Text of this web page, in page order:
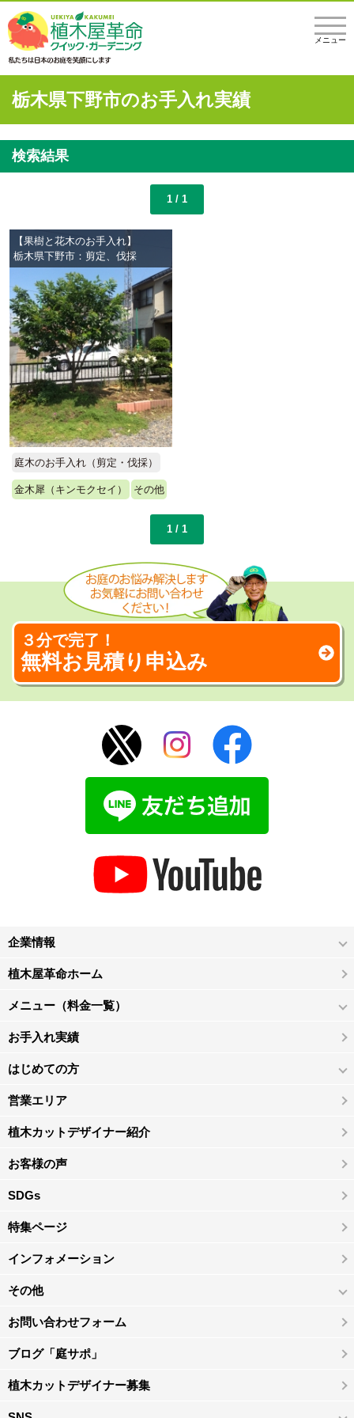
メニュー
栃木県下野市のお手入れ実績
検索結果
1 / 1
【果樹と花木のお手入れ】
栃木県下野市：剪定、伐採
庭木のお手入れ（剪定・伐採）
金木犀（キンモクセイ） その他
1 / 1
３分で完了！
無料お見積り申込み
企業情報
植木屋革命ホーム
メニュー（料金一覧）
お手入れ実績
はじめての方
営業エリア
植木カットデザイナー紹介
お客様の声
SDGs
特集ページ
インフォメーション
その他
お問い合わせフォーム
ブログ「庭サポ」
植木カットデザイナー募集